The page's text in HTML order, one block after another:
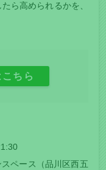
ら高められるかを、
ちら
ペース（品川区西五